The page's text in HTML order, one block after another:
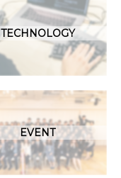
TECHNOLOGY
EVENT